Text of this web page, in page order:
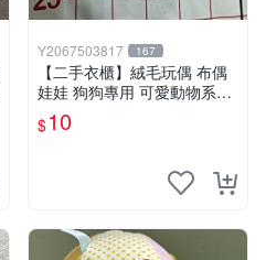
Y2067503817 167
【二手衣櫃】絨毛玩偶 布偶
娃娃 狗狗專用 可愛動物系列
耐咬耐磨玩具 玩偶 粉紅熊寵
物玩具 1120929
$10